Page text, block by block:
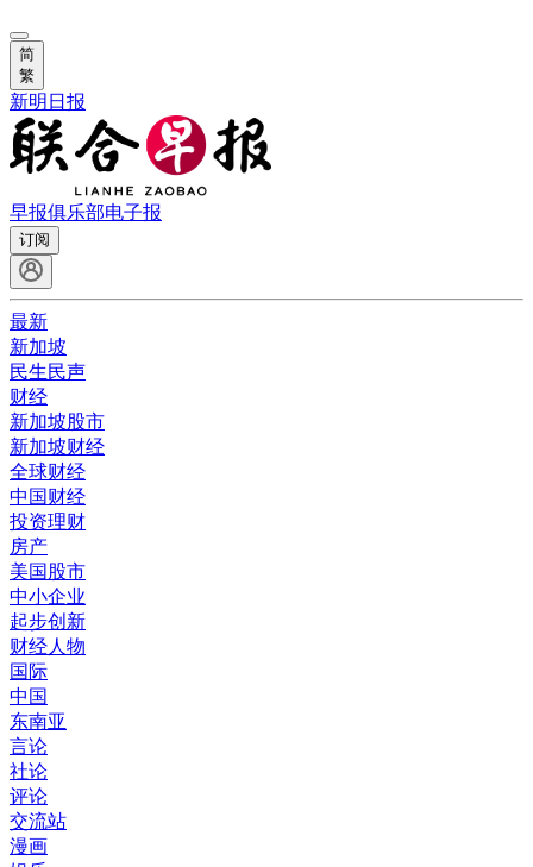
简
繁
新明日报
早报俱乐部电子报
订阅
最新
新加坡
民生民声
财经
新加坡股市
新加坡财经
全球财经
中国财经
投资理财
房产
美国股市
中小企业
起步创新
财经人物
国际
中国
东南亚
言论
社论
评论
交流站
漫画